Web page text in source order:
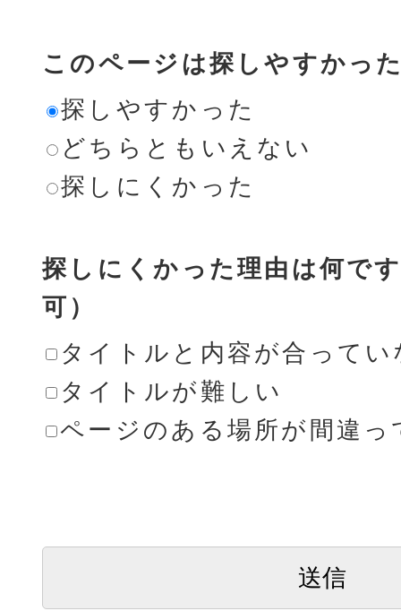
このページは探しやすかっ
探しやすかった
どちらともいえない
探しにくかった
探しにくかった理由は何で
可）
タイトルと内容が合ってい
タイトルが難しい
ページのある場所が間違っ